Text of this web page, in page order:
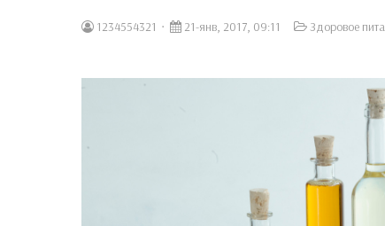
1234554321 21-янв, 2017, 09:11 Здоровое